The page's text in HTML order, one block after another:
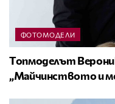
ФОТОМОДЕЛИ
Топмоделът
„Майчинството и